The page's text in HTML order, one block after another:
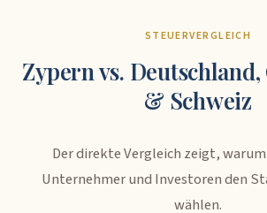
STEUERVERGLEICH
Zypern vs.
& Schweiz
Der direkte Vergleich zeigt,
Unternehmer und Investoren den
wählen.